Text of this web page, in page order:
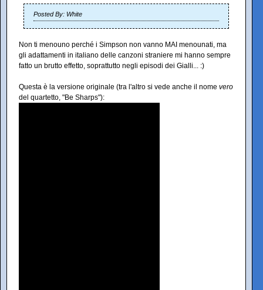
Posted By: White
Non ti menouno perché i Simpson non vanno MAI menounati, ma
gli adattamenti in italiano delle canzoni straniere mi hanno sempre
fatto un brutto effetto, soprattutto negli episodi dei Gialli... :)
Questa è la versione originale (tra l'altro si vede anche il nome vero
del quartetto, "Be Sharps"):